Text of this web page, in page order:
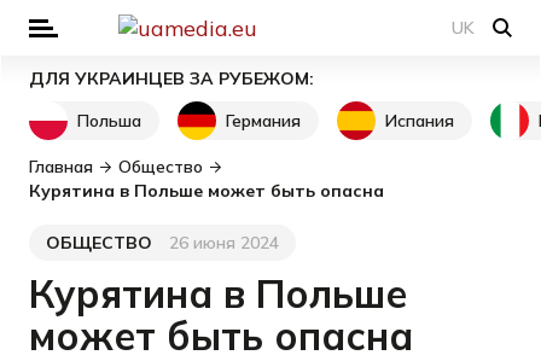
UK
ДЛЯ УКРАИНЦЕВ ЗА РУБЕЖОМ:
Польша
Германия Испания
Главная
Общество
Курятина в Польше может быть опасна
Категория
ОБЩЕСТВО
Дата публикации
26 июня 2024
Курятина в Польше
может быть опасна